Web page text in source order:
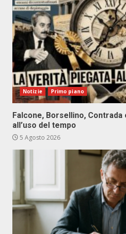
Notizie Primo piano
Falcone, Borsellino,
all’uso del tempo
5 Agosto 2026